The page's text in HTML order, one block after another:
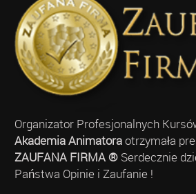
Organizator Profesjonalnych
Akademia Animatoraotrzymała
ZAUFANA FIRMA ®Serdecznie
Państwa Opinie i Zaufanie !